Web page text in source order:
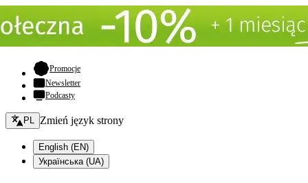
Promocje- otwiera się w nowej karcie
Newsletter
Podcasty
Zmień język - bieżący:
PL Zmień język strony
English (EN)
Українська (UA)